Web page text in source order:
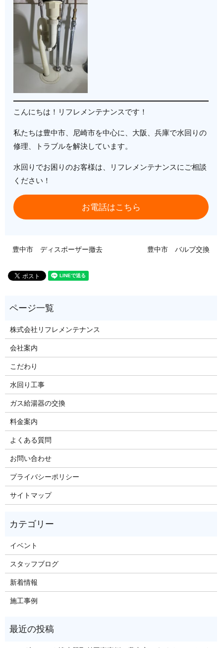
こんにちは！リフレメンテナンスです！
私たちは豊中市、尼崎市を中心に、大阪、兵庫で水回りの
修理、トラブルを解決しています。
水回りでお困りのお客様は、リフレメンテナンスにご相談
ください！
お電話はこちら
豊中市 ディスポーザー撤去 豊中市 バルブ交換
株式会社リフレメンテナンス
会社案内
こだわり
水回り工事
ガス給湯器の交換
料金案内
よくある質問
お問い合わせ
プライバシーポリシー
サイトマップ
イベント
スタッフブログ
新着情報
施工事例